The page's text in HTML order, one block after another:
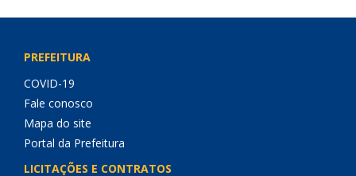
PREFEITURA
COVID-19
Fale conosco
Mapa do site
Portal da Prefeitura
LICITAÇÕES E CONTRATOS